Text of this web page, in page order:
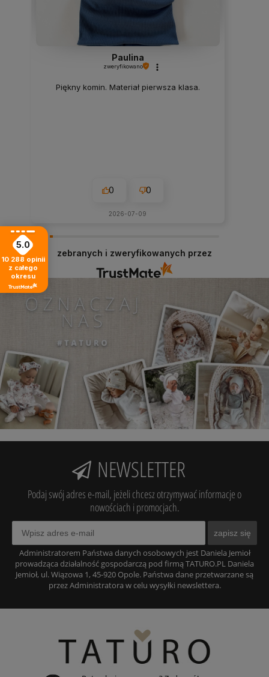
Paulina
zweryfikowano
Piękny komin. Materiał pierwsza klasa.
0 0
2026-07-09
zebranych i zweryfikowanych przez
NEWSLETTER
Podaj swój adres e-mail, jeżeli chcesz otrzymywać informacje o
nowościach i promocjach.
zapisz się
Administratorem Państwa danych osobowych jest Daniela Jemioł
prowadząca działalność gospodarczą pod firmą TATURO.PL Daniela
Jemioł, ul. Wiązowa 1, 45-920 Opole. Państwa dane przetwarzane są
przez Administratora w celu wysyłki newslettera.
5.0
10 288 opinii
z całego
okresu